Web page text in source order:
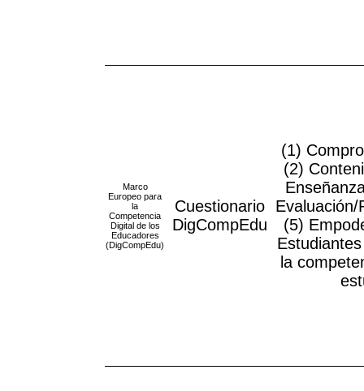
Marco
Europeo para
la
Competencia
Digital de los
Educadores
(DigCompEdu)
Cuestionario
DigCompEdu
(1)
(2)
Evaluación/
(5)
la